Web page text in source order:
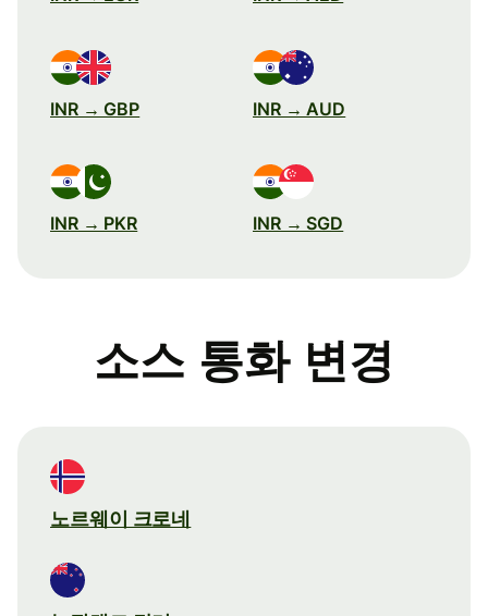
INR → GBP INR → AUD
INR → PKR INR → SGD
소스 통화 변경
노르웨이 크로네